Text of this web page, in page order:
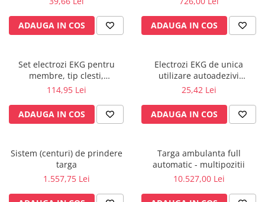
Negatoscoape
Holter EKG
Injectomate
CPAP si AUTOCPAP
Instalatii gaze medicinale
Statii gaze medicinale
Prize gaze medicinale
Regulatoare presiune gaze
medicinale
ADAUGA IN COS ADAUGA IN COS
Set electrozi EKG pentru
membre, tip clesti,
reutilizabili.
114,95 Lei
ADAUGA IN COS
Electrozi EKG de unica
utilizare autoadezivi
50x48mm cu capsa, pachet 50
25,42 Lei
ADAUGA IN COS
Sistem (centuri) de prindere
targa
1.557,75 Lei
Targa ambulanta full
automatic - multipozitii
10.527,00 Lei